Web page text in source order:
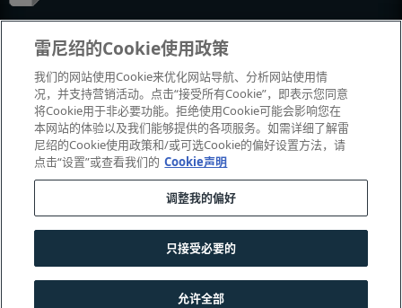
© 2001-2026 Renishaw plc。版权所有。
联系我们|法务与合规|辅助功能|隐私|Cookie指南
沪公网安备 31010602004385号
雷尼绍的Cookie使用政策
我们的网站使用Cookie来优化网站导航、分析网站使用情
况，并支持营销活动。点击“接受所有Cookie”，即表示您同意
将Cookie用于非必要功能。拒绝使用Cookie可能会影响您在
本网站的体验以及我们能够提供的各项服务。如需详细了解雷
尼绍的Cookie使用政策和/或可选Cookie的偏好设置方法，请
点击“设置”或查看我们的 Cookie声明
调整我的偏好
只接受必要的
允许全部